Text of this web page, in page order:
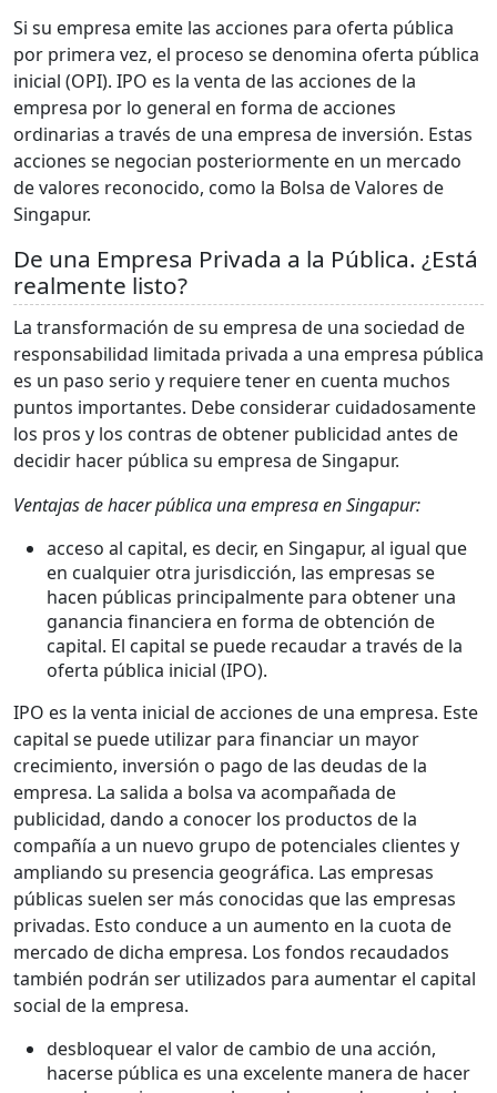
Si su empresa emite las acciones para oferta pública
por primera vez, el proceso se denomina oferta pública
inicial (OPI). IPO es la venta de las acciones de la
empresa por lo general en forma de acciones
ordinarias a través de una empresa de inversión. Estas
acciones se negocian posteriormente en un mercado
de valores reconocido, como la Bolsa de Valores de
Singapur.
De una Empresa Privada a la Pública. ¿Está
realmente listo?
La transformación de su empresa de una sociedad de
responsabilidad limitada privada a una empresa pública
es un paso serio y requiere tener en cuenta muchos
puntos importantes. Debe considerar cuidadosamente
los pros y los contras de obtener publicidad antes de
decidir hacer pública su empresa de Singapur.
Ventajas de hacer pública una empresa en Singapur:
acceso al capital, es decir, en Singapur, al igual que
en cualquier otra jurisdicción, las empresas se
hacen públicas principalmente para obtener una
ganancia financiera en forma de obtención de
capital. El capital se puede recaudar a través de la
oferta pública inicial (IPO).
IPO es la venta inicial de acciones de una empresa. Este
capital se puede utilizar para financiar un mayor
crecimiento, inversión o pago de las deudas de la
empresa. La salida a bolsa va acompañada de
publicidad, dando a conocer los productos de la
compañía a un nuevo grupo de potenciales clientes y
ampliando su presencia geográfica. Las empresas
públicas suelen ser más conocidas que las empresas
privadas. Esto conduce a un aumento en la cuota de
mercado de dicha empresa. Los fondos recaudados
también podrán ser utilizados para aumentar el capital
social de la empresa.
desbloquear el valor de cambio de una acción,
hacerse pública es una excelente manera de hacer